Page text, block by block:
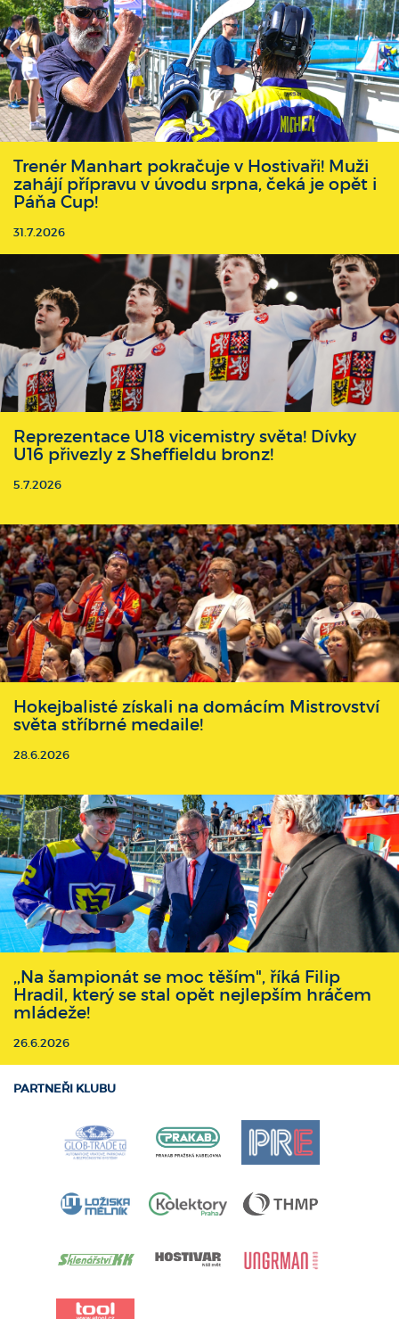
Trenér Manhart pokračuje v Hostivaři! Muži
zahájí přípravu v úvodu srpna, čeká je opět i
Páňa Cup!
31.7.2026
Reprezentace U18 vicemistry světa! Dívky
U16 přivezly z Sheffieldu bronz!
5.7.2026
Hokejbalisté získali na domácím Mistrovství
světa stříbrné medaile!
28.6.2026
,,Na šampionát se moc těším", říká Filip
Hradil, který se stal opět nejlepším hráčem
mládeže!
26.6.2026
PARTNEŘI KLUBU